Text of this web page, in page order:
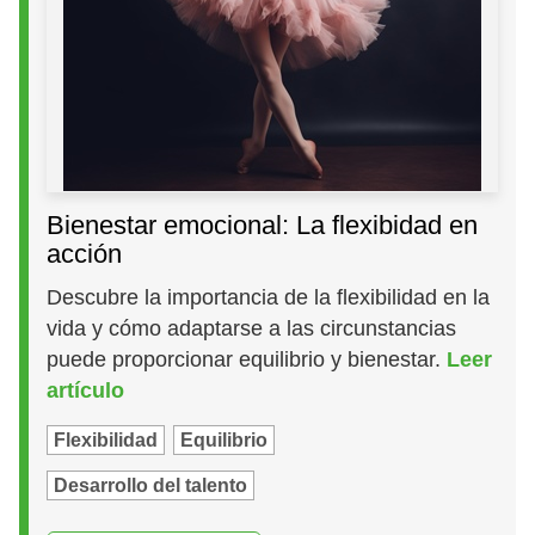
Bienestar emocional: La flexibidad en
acción
Descubre la importancia de la flexibilidad en la
vida y cómo adaptarse a las circunstancias
puede proporcionar equilibrio y bienestar. Leer
artículo
Flexibilidad Equilibrio
Desarrollo del talento